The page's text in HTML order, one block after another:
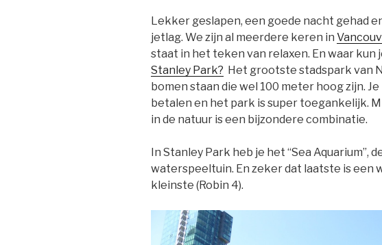
Lekker geslapen, een goede nacht gehad
jetlag. We zijn al meerdere keren in
staat in het teken van relaxen. En waar kun
Stanley Park? Het grootste stadspark van
bomen staan die wel 100 meter hoog zijn.
betalen en het park is super toegankelijk.
in de natuur is een bijzondere combinatie.
In Stanley Park heb je het “Sea Aquarium”,
waterspeeltuin. En zeker dat laatste is een
kleinste (Robin 4).